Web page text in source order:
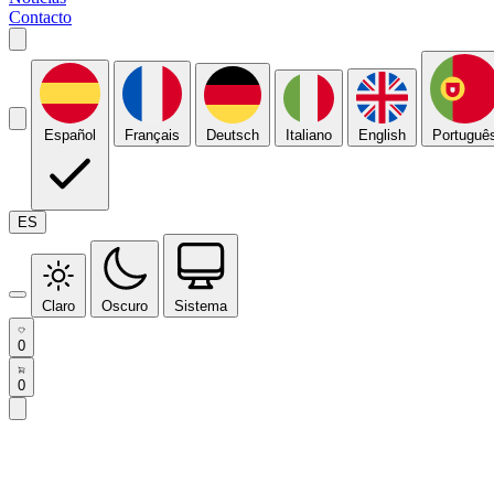
Contacto
Español Français Deutsch Italiano English
ES
Claro Oscuro Sistema
0
0